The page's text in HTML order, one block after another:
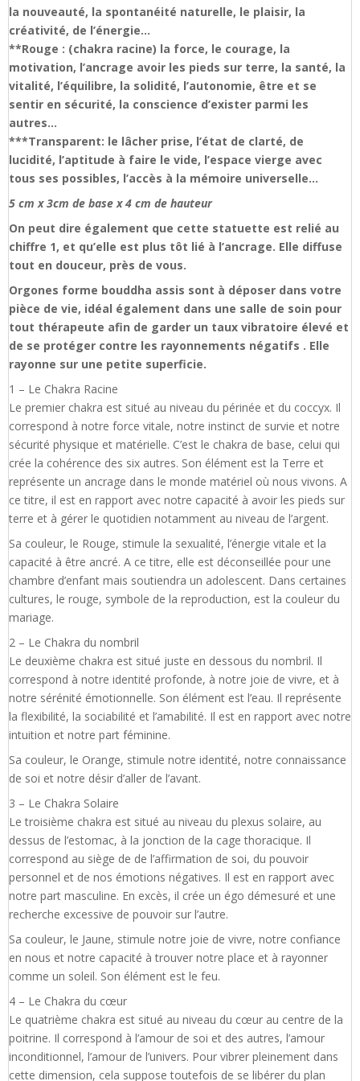
la nouveauté, la spontanéité naturelle, le plaisir, la
créativité, de l’énergie…
**Rouge : (chakra racine) la force, le courage, la
motivation, l’ancrage avoir les pieds sur terre, la santé, la
vitalité, l’équilibre, la solidité, l’autonomie, être et se
sentir en sécurité, la conscience d’exister parmi les
autres…
***Transparent: le lâcher prise, l’état de clarté, de
lucidité, l’aptitude à faire le vide, l’espace vierge avec
tous ses possibles, l’accès à la mémoire universelle…
5 cm x 3cm de base x 4 cm de hauteur
On peut dire également que cette statuette est relié au
chiffre 1, et qu’elle est plus tôt lié à l’ancrage. Elle diffuse
tout en douceur, près de vous.
Orgones forme bouddha assis sont à déposer dans votre
pièce de vie, idéal également dans une salle de soin pour
tout thérapeute afin de garder un taux vibratoire élevé et
de se protéger contre les rayonnements négatifs . Elle
rayonne sur une petite superficie.
1 – Le Chakra Racine
Le premier chakra est situé au niveau du périnée et du coccyx. Il
correspond à notre force vitale, notre instinct de survie et notre
sécurité physique et matérielle. C’est le chakra de base, celui qui
crée la cohérence des six autres. Son élément est la Terre et
représente un ancrage dans le monde matériel où nous vivons. A
ce titre, il est en rapport avec notre capacité à avoir les pieds sur
terre et à gérer le quotidien notamment au niveau de l’argent.
Sa couleur, le Rouge, stimule la sexualité, l’énergie vitale et la
capacité à être ancré. A ce titre, elle est déconseillée pour une
chambre d’enfant mais soutiendra un adolescent. Dans certaines
cultures, le rouge, symbole de la reproduction, est la couleur du
mariage.
2 – Le Chakra du nombril
Le deuxième chakra est situé juste en dessous du nombril. Il
correspond à notre identité profonde, à notre joie de vivre, et à
notre sérénité émotionnelle. Son élément est l’eau. Il représente
la flexibilité, la sociabilité et l’amabilité. Il est en rapport avec notre
intuition et notre part féminine.
Sa couleur, le Orange, stimule notre identité, notre connaissance
de soi et notre désir d’aller de l’avant.
3 – Le Chakra Solaire
Le troisième chakra est situé au niveau du plexus solaire, au
dessus de l’estomac, à la jonction de la cage thoracique. Il
correspond au siège de de l’affirmation de soi, du pouvoir
personnel et de nos émotions négatives. Il est en rapport avec
notre part masculine. En excès, il crée un égo démesuré et une
recherche excessive de pouvoir sur l’autre.
Sa couleur, le Jaune, stimule notre joie de vivre, notre confiance
en nous et notre capacité à trouver notre place et à rayonner
comme un soleil. Son élément est le feu.
4 – Le Chakra du cœur
Le quatrième chakra est situé au niveau du cœur au centre de la
poitrine. Il correspond à l’amour de soi et des autres, l’amour
inconditionnel, l’amour de l’univers. Pour vibrer pleinement dans
cette dimension, cela suppose toutefois de se libérer du plan